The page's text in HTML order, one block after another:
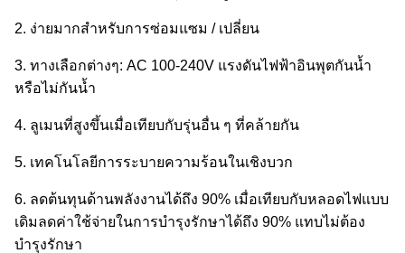
2. ง่ายมากสำหรับการซ่อมแซม / เปลี่ยน
3. ทางเลือกต่างๆ: AC 100-240V แรงดันไฟฟ้าอินพุตกันน้ำ
หรือไม่กันน้ำ
4. ลูเมนที่สูงขึ้นเมื่อเทียบกับรุ่นอื่น ๆ ที่คล้ายกัน
5. เทคโนโลยีการระบายความร้อนในเชิงบวก
6. ลดต้นทุนด้านพลังงานได้ถึง 90% เมื่อเทียบกับหลอดไฟแบบ
เดิมลดค่าใช้จ่ายในการบำรุงรักษาได้ถึง 90% แทบไม่ต้อง
บำรุงรักษา